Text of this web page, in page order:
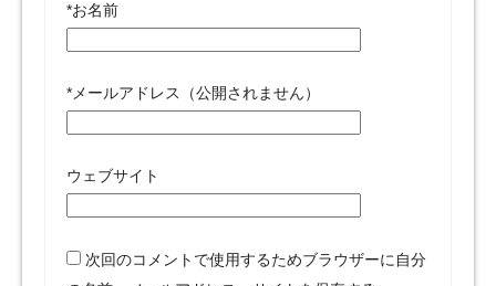
*お名前
*メールアドレス（公開されません）
ウェブサイト
次回のコメントで使用するためブラウザーに自分